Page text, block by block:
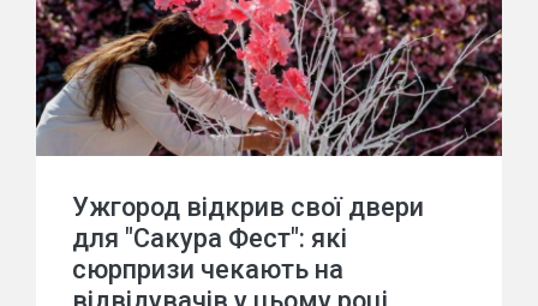
Ужгород відкрив свої двери
для "Сакура Фест": які
сюрпризи чекають на